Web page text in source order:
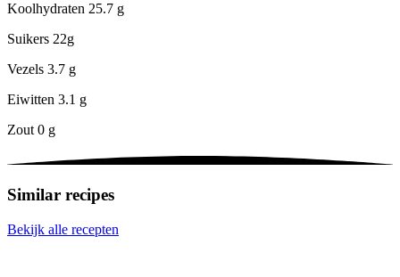
Koolhydraten 25.7 g
Suikers 22g
Vezels 3.7 g
Eiwitten 3.1 g
Zout 0 g
Similar recipes
Bekijk alle recepten